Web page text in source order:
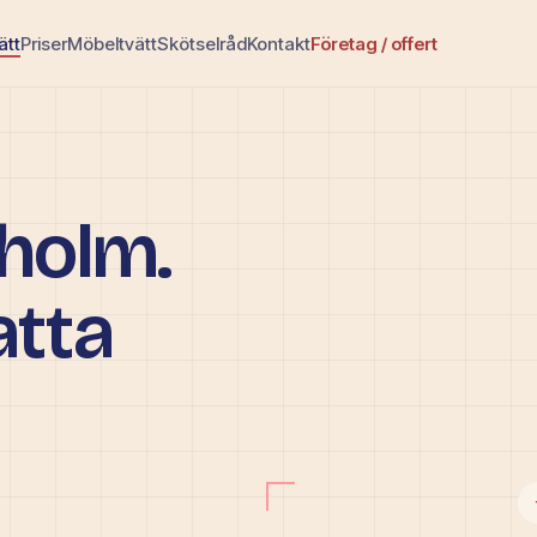
PriserMöbeltvättSkötselrådKontaktFöretag / offert